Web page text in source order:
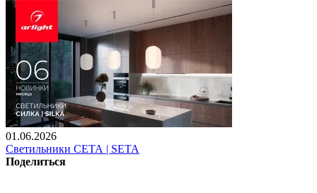
01.06.2026
Светильники СЕТА | SETA
Поделиться